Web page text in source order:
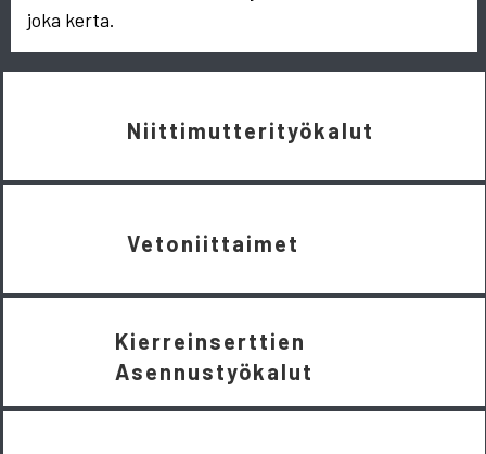
joka kerta.
Niittimutterityökalut
Vetoniittaimet
Kierreinserttien
Asennustyökalut